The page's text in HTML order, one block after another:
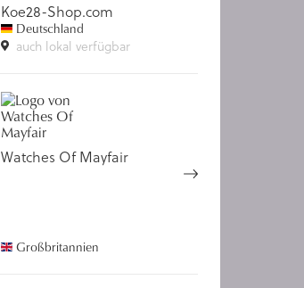
Koe28-Shop.com
Deutschland
auch lokal verfügbar
Watches Of Mayfair
Großbritannien